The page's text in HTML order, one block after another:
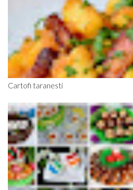
Cartofi taranesti